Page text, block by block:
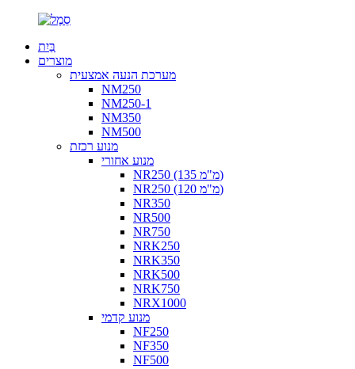
בַּיִת
מוצרים
מערכת הנעה אמצעית
NM250
NM250-1
NM350
NM500
מנוע רכזת
מנוע אחורי
NR250 (135 מ"מ)
NR250 (120 מ"מ)
NR350
NR500
NR750
NRK250
NRK350
NRK500
NRK750
NRX1000
מנוע קדמי
NF250
NF350
NF500